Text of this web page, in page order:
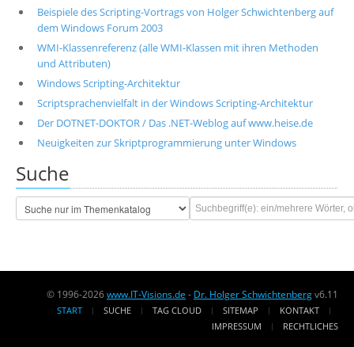
Beispiele des Scripting-Vortrags von Holger Schwichtenberg auf
dem Windows Forum 2003
WMI-Klassenreferenz (alle WMI-Klassen mit ihren Methoden
und Attributen)
Windows Scripting-Architektur
Scriptsprachenvielfalt in der Windows Scripting-Architektur
Der DOTNET-DOKTOR / Das .NET-Weblog auf www.heise.de
Neuigkeiten zur Skriptprogrammierung unter Windows
Suche
© 1996-2026www.IT-Visions.de - Dr. Holger Schwichtenbergv6.11
START SUCHE TAG CLOUD SITEMAP
KONTAKT
IMPRESSUM
RECHTLICHES